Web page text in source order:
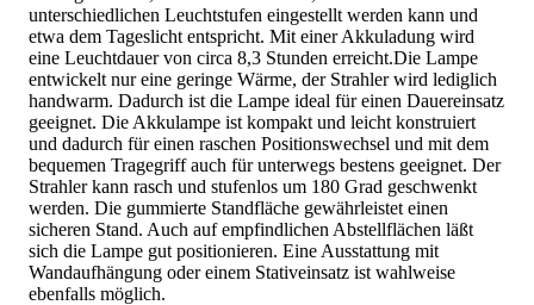
unterschiedlichen Leuchtstufen eingestellt werden kann und
etwa dem Tageslicht entspricht. Mit einer Akkuladung wird
eine Leuchtdauer von circa 8,3 Stunden erreicht.Die Lampe
entwickelt nur eine geringe Wärme, der Strahler wird lediglich
handwarm. Dadurch ist die Lampe ideal für einen Dauereinsatz
geeignet. Die Akkulampe ist kompakt und leicht konstruiert
und dadurch für einen raschen Positionswechsel und mit dem
bequemen Tragegriff auch für unterwegs bestens geeignet. Der
Strahler kann rasch und stufenlos um 180 Grad geschwenkt
werden. Die gummierte Standfläche gewährleistet einen
sicheren Stand. Auch auf empfindlichen Abstellflächen läßt
sich die Lampe gut positionieren. Eine Ausstattung mit
Wandaufhängung oder einem Stativeinsatz ist wahlweise
ebenfalls möglich.